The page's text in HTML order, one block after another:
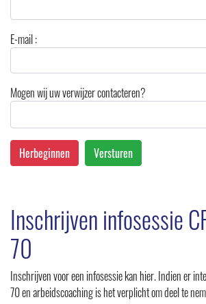
E-mail :
Mogen wij uw verwijzer contacteren?
Inschrijven infosessie
70
Inschrijven voor een infosessie kan hier. Indien er
70 en arbeidscoaching is het verplicht om deel te